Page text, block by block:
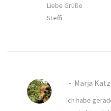
Liebe Grüße
Steffi
Marja Katz
Ich habe